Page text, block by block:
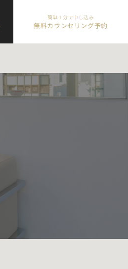
簡単１分で申し込み
無料カウンセリング予約